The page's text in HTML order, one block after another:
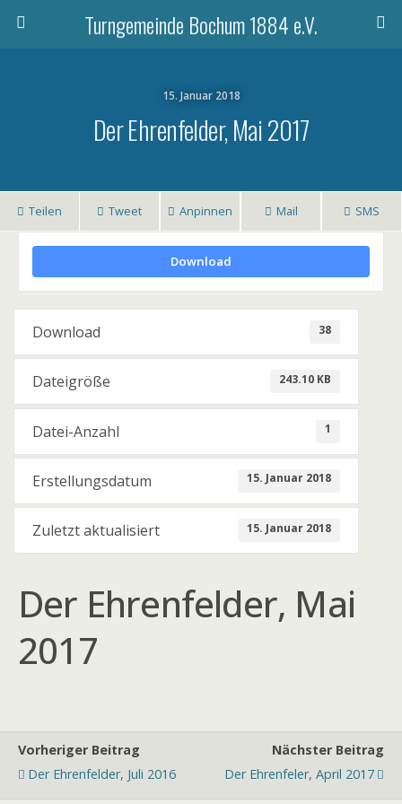
Turngemeinde Bochum 1884 e.V.
15. Januar 2018
Der Ehrenfelder, Mai 2017
Teilen Tweet Anpinnen Mail SMS
Download
Download 38
Dateigröße 243.10 KB
Datei-Anzahl 1
Erstellungsdatum 15. Januar 2018
Zuletzt aktualisiert 15. Januar 2018
Der Ehrenfelder, Mai
2017
Vorheriger Beitrag
Der Ehrenfelder, Juli 2016
Nächster Beitrag
Der Ehrenfeler, April 2017